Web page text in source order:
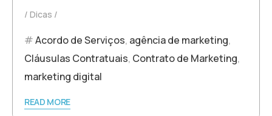
Dicas
Acordo de Serviços, agência de marketing,
Cláusulas Contratuais, Contrato de Marketing,
marketing digital
READ MORE